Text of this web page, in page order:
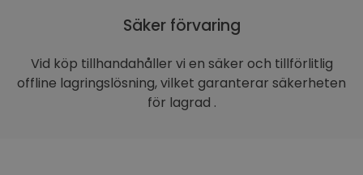
Säker förvaring
Vid köp tillhandahåller vi en säker och tillförlitlig
offline lagringslösning, vilket garanterar säkerheten
för lagrad .